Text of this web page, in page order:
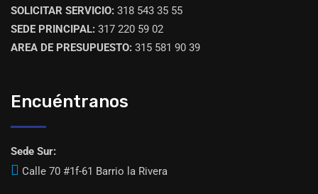
SOLICITAR SERVICIO: 318 543 35 55
SEDE PRINCIPAL: 317 220 59 02
AREA DE PRESUPUESTO: 315 581 90 39
Encuéntranos
Sede Sur:
Calle 70 #1f-61 Barrio la Rivera